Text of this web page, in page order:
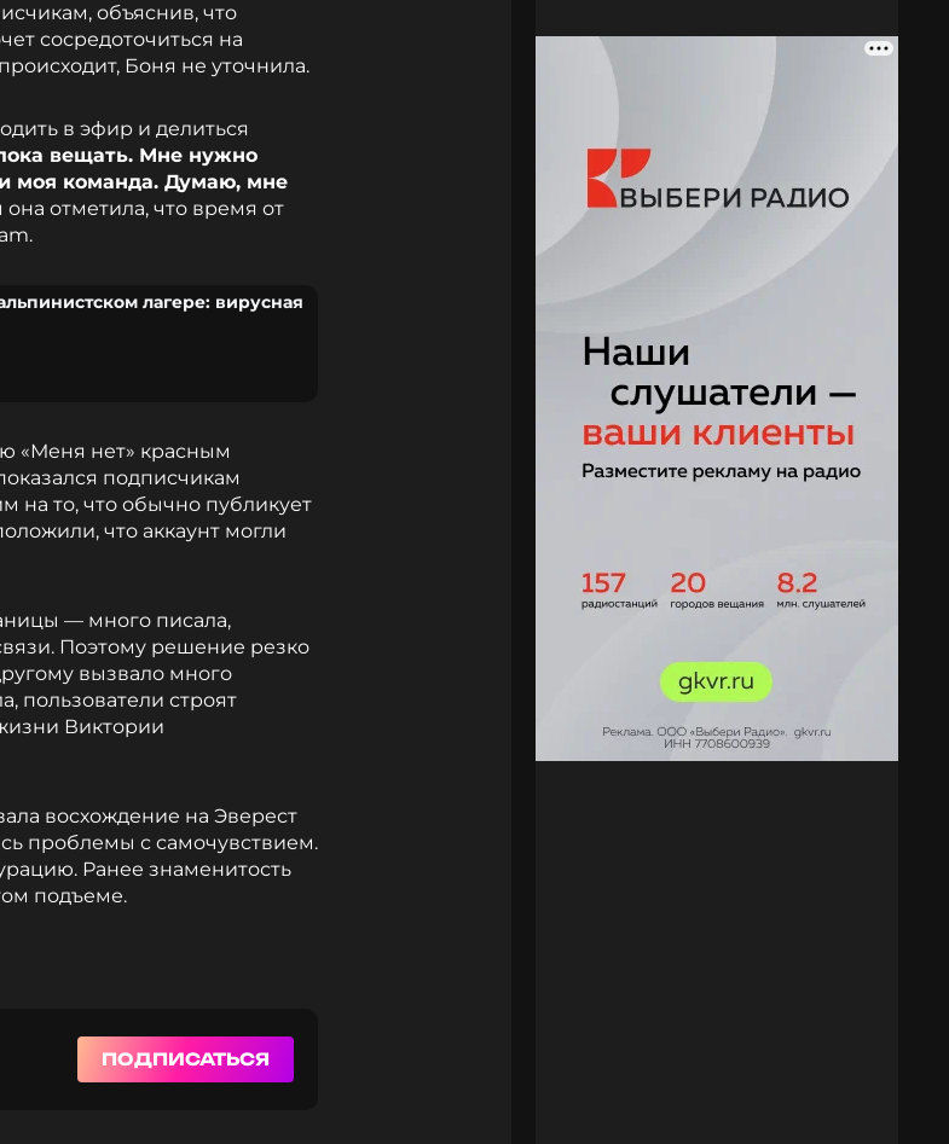
объяснив, что
сосредоточиться на
Боня не уточнила.
в эфир и делиться
вещать. Мне нужно
моя команда. Думаю, мне
она отметила, что время от
лагере: вирусная
«Меня нет» красным
подписчикам
то, что обычно публикует
что аккаунт могли
— много писала,
Поэтому решение резко
вызвало много
пользователи строят
Виктории
восхождение на Эверест
проблемы с самочувствием.
Ранее знаменитость
подъеме.
ПОДПИСАТЬСЯ